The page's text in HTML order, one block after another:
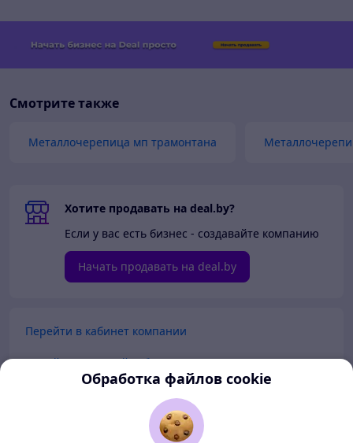
Смотрите также
Металлочерепица мп трамонтана
Хотите продавать на deal.by?
Если у вас есть бизнес - создавайте компанию
Начать продавать на deal.by
Перейти в кабинет компании
Перейти в личный кабинет
Обработка файлов cookie